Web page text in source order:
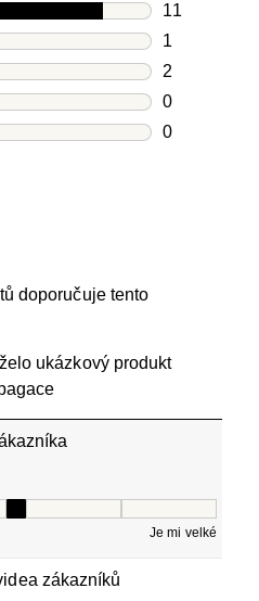
11
Počet
1
Počet
2
Počet
0
Počet
0
doporučuje tento
ukázkový produkt
Je mi velké
zákazníků